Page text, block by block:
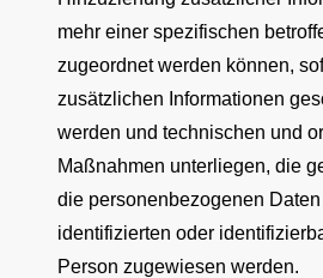
mehr einer spezifischen
zugeordnet werden können,
zusätzlichen Informationen
werden und technischen und
Maßnahmen unterliegen, die
die personenbezogenen
identifizierten oder
Person zugewiesen werden.